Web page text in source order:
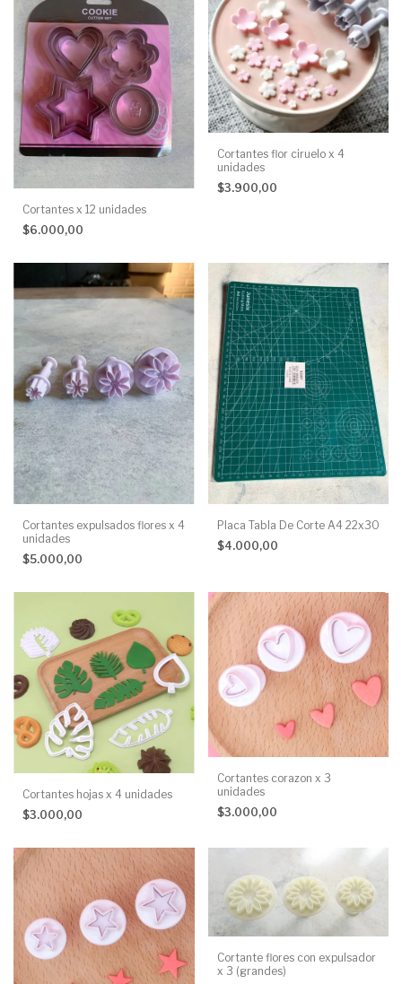
Cortantes x 12 unidades
$6.000,00
Cortantes flor ciruelo x 4
unidades
$3.900,00
Cortantes expulsados flores x 4
unidades
$5.000,00
Placa Tabla De Corte A4 22x30
$4.000,00
Cortantes hojas x 4 unidades
$3.000,00
Cortantes corazon x 3
unidades
$3.000,00
Cortante flores con expulsador
x 3 (grandes)